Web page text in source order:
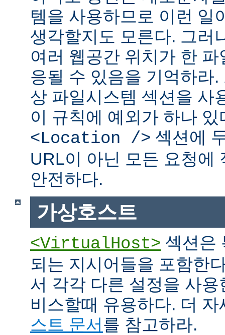
템을 사용하므로 이런 일
생각할지도 모른다. 그러
여러 웹공간 위치가 한
응될 수 있음을 기억하라
상 파일시스템 섹션을 사
이 규칙에 예외가 하나
<Location /> 섹션에
URL이 아닌 모든 요청에
안전하다.
가상호스트
<VirtualHost> 섹션은
되는 지시어들을 포함한
서 각각 다른 설정을 사
비스할때 유용하다. 더
스트 문서를 참고하라.